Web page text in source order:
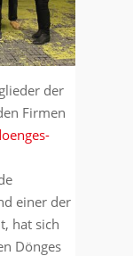
der
Firmen
einer der
hat sich
Dönges